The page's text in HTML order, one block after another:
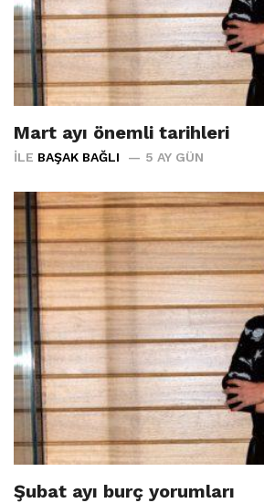
Mart ayı önemli tarihleri
İLE BAŞAK BAĞLI 5 AY GÜN
Şubat ayı burç yorumları